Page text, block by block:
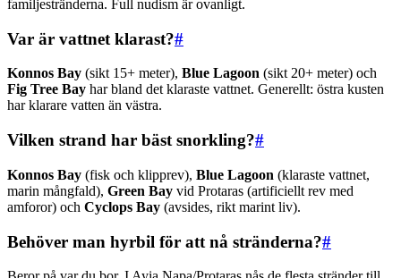
familjestränderna. Full nudism är ovanligt.
Var är vattnet klarast?#
Konnos Bay (sikt 15+ meter), Blue Lagoon (sikt 20+ meter) och
Fig Tree Bay har bland det klaraste vattnet. Generellt: östra kusten
har klarare vatten än västra.
Vilken strand har bäst snorkling?#
Konnos Bay (fisk och klipprev), Blue Lagoon (klaraste vattnet,
marin mångfald), Green Bay vid Protaras (artificiellt rev med
amforor) och Cyclops Bay (avsides, rikt marint liv).
Behöver man hyrbil för att nå stränderna?#